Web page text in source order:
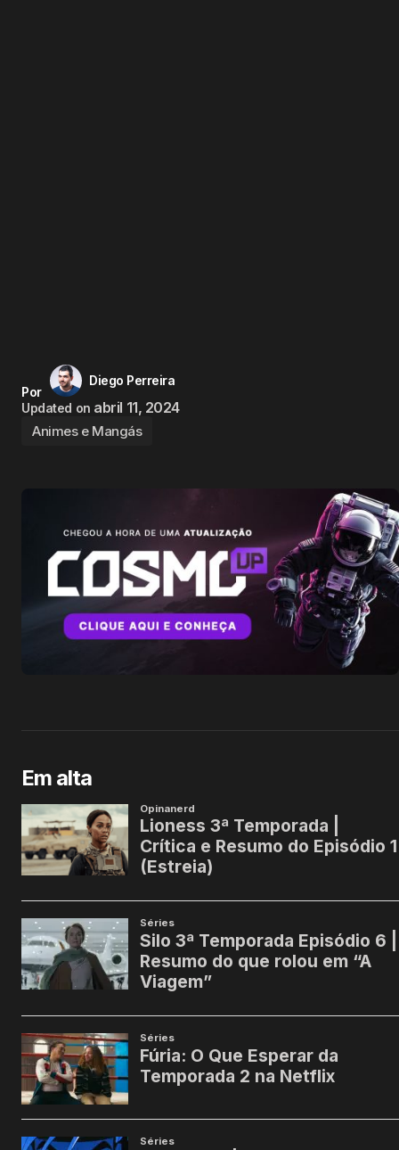
Por
Diego Perreira
Updated on abril 11, 2024
Animes e Mangás
Em alta